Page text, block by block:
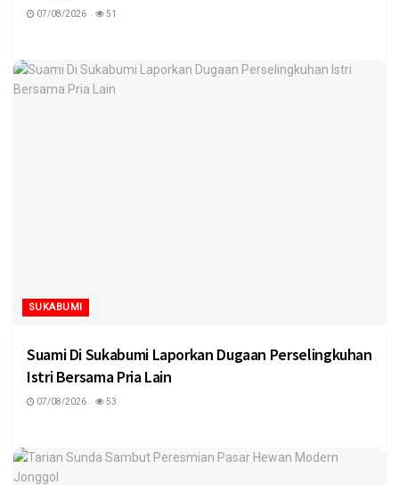
07/08/2026 51
SUKABUMI
Suami Di Sukabumi Laporkan Dugaan Perselingkuhan
Istri Bersama Pria Lain
07/08/2026 53